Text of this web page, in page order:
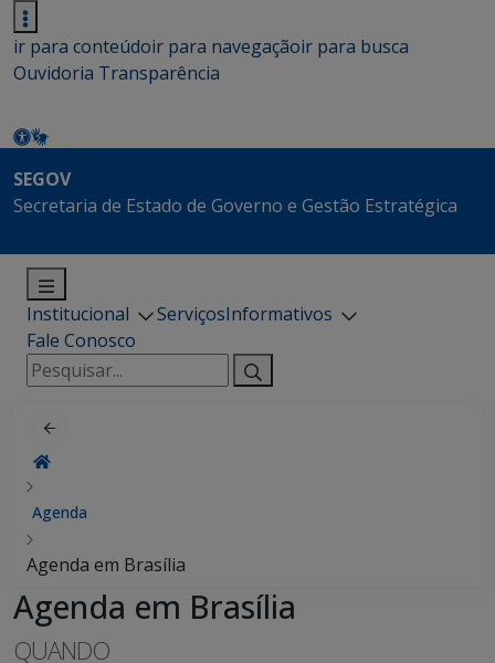
ir para conteúdoir para navegaçãoir para busca
Ouvidoria Transparência
SEGOV
Secretaria de Estado de Governo e Gestão Estratégica
Institucional ServiçosInformativos
Fale Conosco
Pesquisar
por:
Agenda
Agenda em Brasília
Agenda em Brasília
QUANDO